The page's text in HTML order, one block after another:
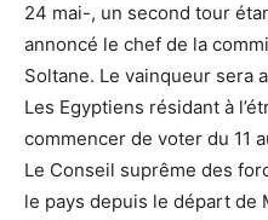
24 mai-, un second tour
annoncé le chef de la
Soltane. Le vainqueur sera
Les Egyptiens résidant à
commencer de voter du 11
Le Conseil suprême des
le pays depuis le départ de